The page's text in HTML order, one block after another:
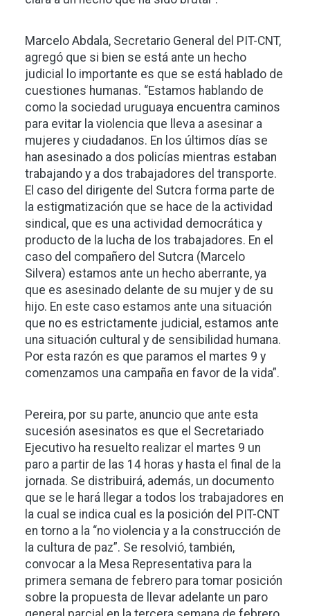
Marcelo Abdala, Secretario General del PIT-CNT,
agregó que si bien se está ante un hecho
judicial lo importante es que se está hablado de
cuestiones humanas. “Estamos hablando de
como la sociedad uruguaya encuentra caminos
para evitar la violencia que lleva a asesinar a
mujeres y ciudadanos. En los últimos días se
han asesinado a dos policías mientras estaban
trabajando y a dos trabajadores del transporte.
El caso del dirigente del Sutcra forma parte de
la estigmatización que se hace de la actividad
sindical, que es una actividad democrática y
producto de la lucha de los trabajadores. En el
caso del compañero del Sutcra (Marcelo
Silvera) estamos ante un hecho aberrante, ya
que es asesinado delante de su mujer y de su
hijo. En este caso estamos ante una situación
que no es estrictamente judicial, estamos ante
una situación cultural y de sensibilidad humana.
Por esta razón es que paramos el martes 9 y
comenzamos una campaña en favor de la vida”.
Pereira, por su parte, anuncio que ante esta
sucesión asesinatos es que el Secretariado
Ejecutivo ha resuelto realizar el martes 9 un
paro a partir de las 14 horas y hasta el final de la
jornada. Se distribuirá, además, un documento
que se le hará llegar a todos los trabajadores en
la cual se indica cual es la posición del PIT-CNT
en torno a la “no violencia y a la construcción de
la cultura de paz”. Se resolvió, también,
convocar a la Mesa Representativa para la
primera semana de febrero para tomar posición
sobre la propuesta de llevar adelante un paro